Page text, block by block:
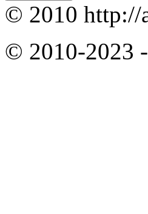
© 2010 http://
© 2010-2023